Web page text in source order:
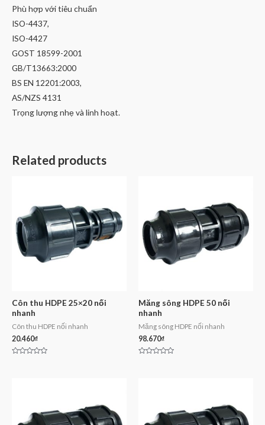
Phù hợp với tiêu chuẩn
ISO-4437,
ISO-4427
GOST 18599-2001
GB/T13663:2000
BS EN 12201:2003,
AS/NZS 4131
Trọng lượng nhẹ và linh hoạt.
Related products
Côn thu HDPE 25×20 nối
nhanh
Côn thu HDPE nối nhanh
20.460₫
Măng sông HDPE 50 nối
nhanh
Măng sông HDPE nối nhanh
98.670₫